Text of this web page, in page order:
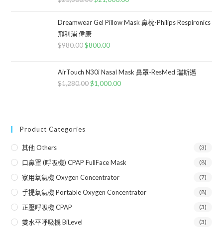
Dreamwear Gel Pillow Mask 鼻枕-Philips Respironics
飛利浦 偉康
$980.00 $800.00
AirTouch N30i Nasal Mask 鼻罩-ResMed 瑞斯邁
$1,280.00 $1,000.00
Product Categories
其他 Others (3)
口鼻罩 (呼吸機) CPAP FullFace Mask (8)
家用氧氣機 Oxygen Concentrator (7)
手提氧氣機 Portable Oxygen Concentrator (8)
正壓呼吸機 CPAP (3)
雙水平呼吸機 BiLevel (3)